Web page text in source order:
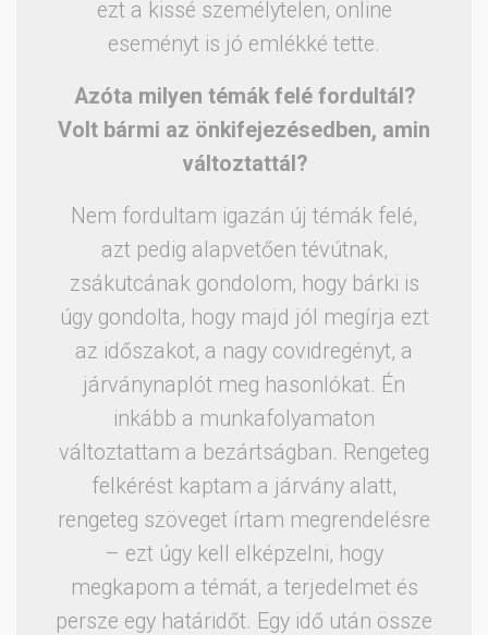
ezt a kissé személytelen, online
eseményt is jó emlékké tette.
Azóta milyen témák felé fordultál?
Volt bármi az önkifejezésedben, amin
változtattál?
Nem fordultam igazán új témák felé,
azt pedig alapvetően tévútnak,
zsákutcának gondolom, hogy bárki is
úgy gondolta, hogy majd jól megírja ezt
az időszakot, a nagy covidregényt, a
járványnaplót meg hasonlókat. Én
inkább a munkafolyamaton
változtattam a bezártságban. Rengeteg
felkérést kaptam a járvány alatt,
rengeteg szöveget írtam megrendelésre
– ezt úgy kell elképzelni, hogy
megkapom a témát, a terjedelmet és
persze egy határidőt. Egy idő után össze